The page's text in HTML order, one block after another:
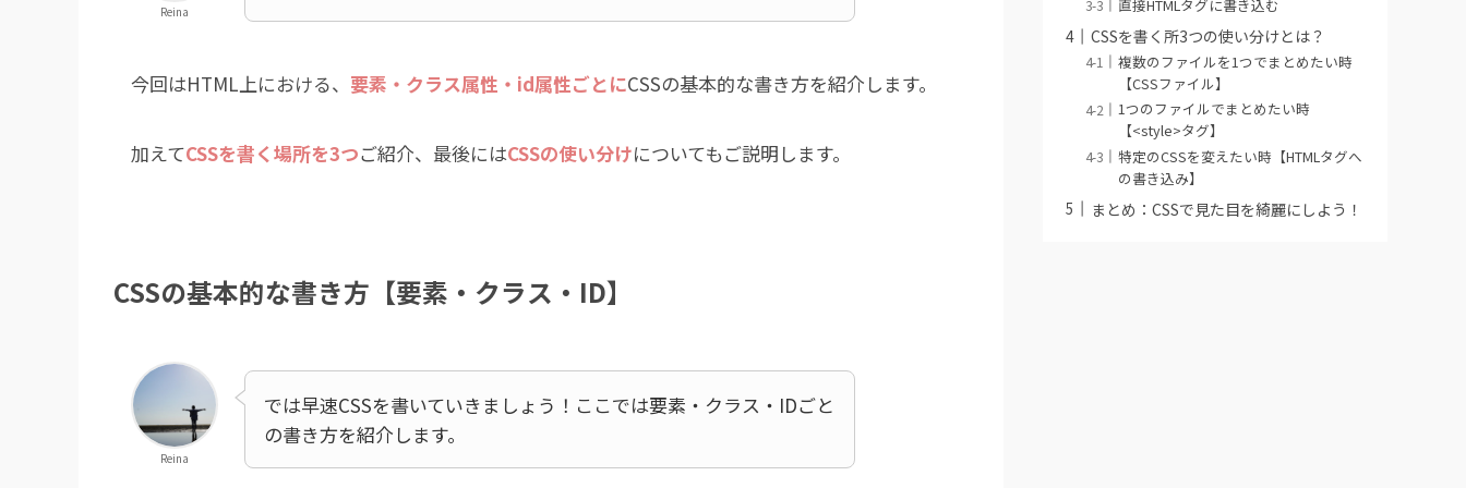
Reina
今回はHTML上における、 要素・クラス属性・id属性ごとにCSSの基本的な書き方を紹介します。
加えてCSSを書く場所を3つご紹介、最後にはCSSの使い分けについてもご説明します。
CSSの基本的な書き方【要素・クラス・ID】
Reina
では早速CSSを書いていきましょう！ここでは要素・クラス・IDごと
の書き方を紹介します。
直接HTMLタグに書き込む
CSSを書く所3つの使い分けとは？
複数のファイルを1つでまとめたい時
【CSSファイル】
1つのファイルでまとめたい時
【<style>タグ】
特定のCSSを変えたい時【HTMLタグへ
の書き込み】
まとめ：CSSで見た目を綺麗にしよう！